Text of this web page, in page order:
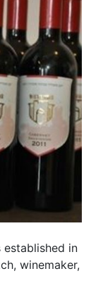
in
winemaker,